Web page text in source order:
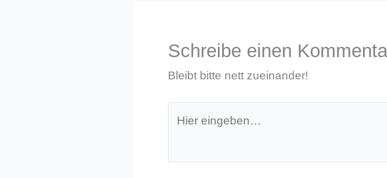
Schreibe einen
Bleibt bitte nett zueinander!
eingeben…